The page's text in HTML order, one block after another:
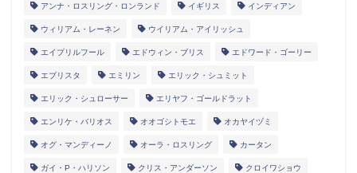
アンナ・ロスリング・ロンランド イギリス インディアン
ウィリアム・レーネン ウイリアム・アイリッシュ
エイプリルフール エドウィン・ブリス エドワード・ゴーリー
エブリスタ エミリン エリック・シュミット
エリック・シュローサー エリヤフ・ゴールドラット
エンリケ・バリオス オオゴシトモエ オカヤイヅミ
オグ・マンディーノ オーラ・ロスリング カータン
ガイ・P・ハリソン クリス・アンダーソン クロイワショウ